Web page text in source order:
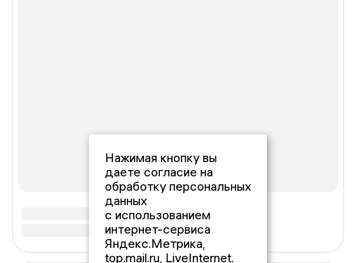
Нажимая кнопку вы
даете согласие на
обработку персональных
данных
с использованием
интернет-сервиса
Яндекс.Метрика,
top.mail.ru, LiveInternet.